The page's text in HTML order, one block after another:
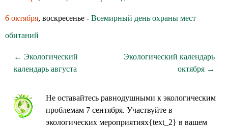
6 октября, воскресенье - Всемирный день охраны мест
обитаний
← Экологический
календарь августа
Экологический календарь
октября →
Не оставайтесь равнодушными к экологическим
проблемам 7 сентября. Участвуйте в
экологических мероприятиях{text_2} в вашем